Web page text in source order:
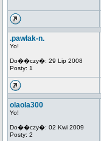
.pawlak-n.
Yo!
Do��czy�: 29 Lip 2008
Posty: 1
olaola300
Yo!
Do��czy�: 02 Kwi 2009
Posty: 2